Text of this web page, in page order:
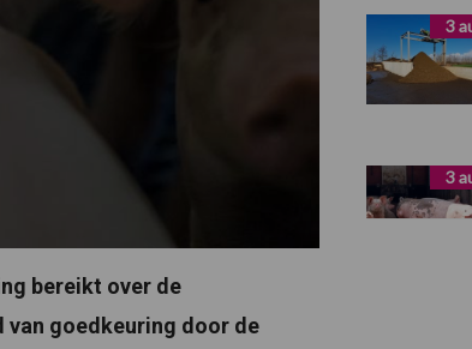
bereikt over de
van goedkeuring door de
3
3